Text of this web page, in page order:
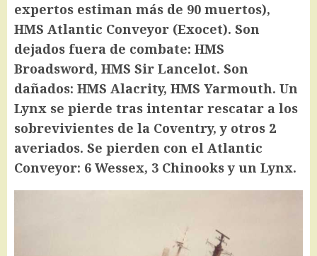
expertos estiman más de 90 muertos),
HMS Atlantic Conveyor (Exocet). Son
dejados fuera de combate: HMS
Broadsword, HMS Sir Lancelot. Son
dañados: HMS Alacrity, HMS Yarmouth. Un
Lynx se pierde tras intentar rescatar a los
sobrevivientes de la Coventry, y otros 2
averiados. Se pierden con el Atlantic
Conveyor: 6 Wessex, 3 Chinooks y un Lynx.